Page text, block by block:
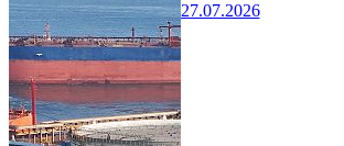
27.07.2026